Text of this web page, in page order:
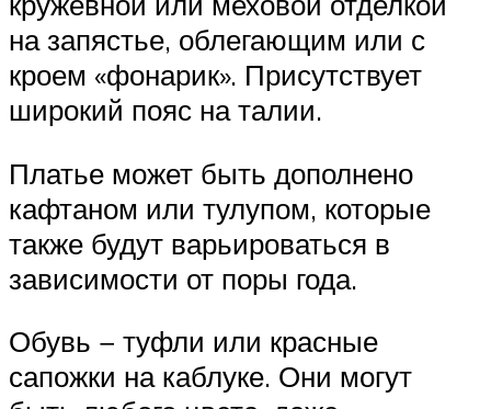
на запястье, облегающим или с
кроем «фонарик». Присутствует
широкий пояс на талии.
Платье может быть дополнено
кафтаном или тулупом, которые
также будут варьироваться в
зависимости от поры года.
Обувь − туфли или красные
сапожки на каблуке. Они могут